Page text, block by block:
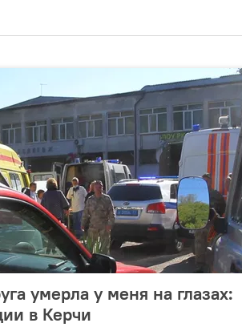
умерла у меня на глазах:
в Керчи